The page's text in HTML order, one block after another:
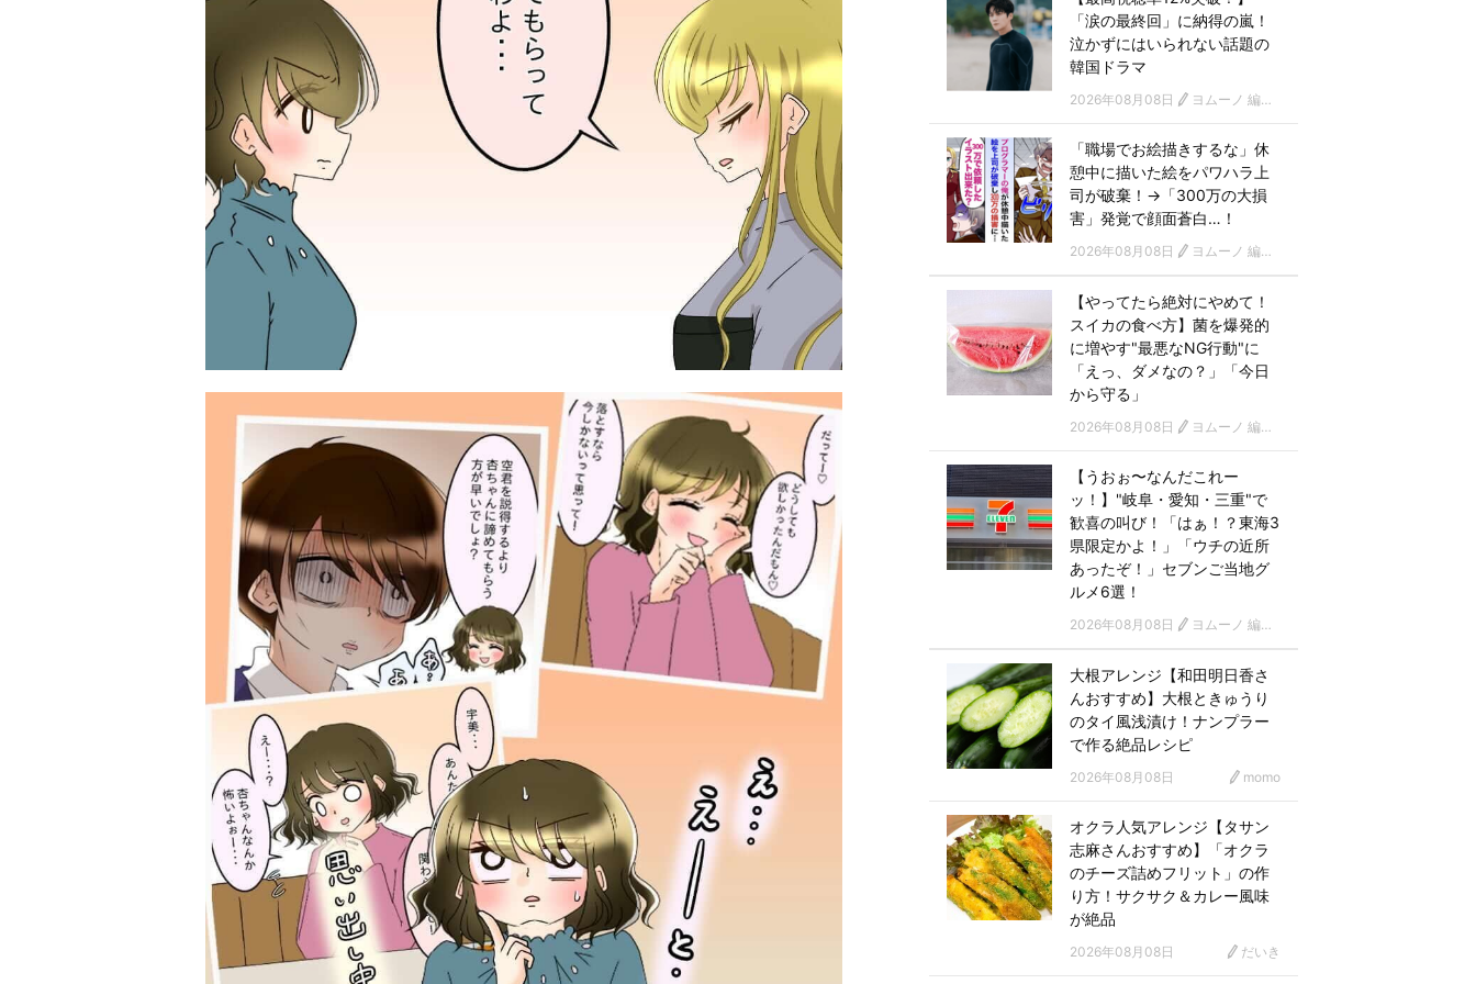
「涙の最終回」に納得の嵐！
泣かずにはいられない話題の
韓国ドラマ
2026年08月08日 ヨムーノ 編集部 韓国ドラマチーム
「職場でお絵描きするな」休
憩中に描いた絵をパワハラ上
司が破棄！→「300万の大損
害」発覚で顔面蒼白…！
2026年08月08日 ヨムーノ 編集部
【やってたら絶対にやめて！
スイカの食べ方】菌を爆発的
に増やす"最悪なNG行動"に
「えっ、ダメなの？」「今日
から守る」
2026年08月08日 ヨムーノ 編集部
【うおぉ〜なんだこれー
ッ！】"岐阜・愛知・三重"で
歓喜の叫び！「はぁ！？東海3
県限定かよ！」「ウチの近所
あったぞ！」セブンご当地グ
ルメ6選！
2026年08月08日 ヨムーノ 編集部
大根アレンジ【和田明日香さ
んおすすめ】大根ときゅうり
のタイ風浅漬け！ナンプラー
で作る絶品レシピ
2026年08月08日 momo
オクラ人気アレンジ【タサン
志麻さんおすすめ】「オクラ
のチーズ詰めフリット」の作
り方！サクサク＆カレー風味
が絶品
2026年08月08日 だいき